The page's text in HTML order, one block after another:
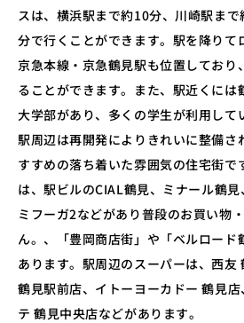
スは、横浜駅まで約10分、川崎駅ま
分で行くことができます。駅を降りて
京急本線・京急鶴見駅も位置しており
ることができます。また、駅近くには
大学部があり、多くの学生が利用して
駅周辺は再開発によりきれいに整備さ
すすめの落ち着いた雰囲気の住宅街で
は、駅ビルのCIAL鶴見、ミナール鶴
ミフーガ2などがあり普段のお買い物
ん。、「豊岡商店街」や「ベルロード
あります。駅周辺のスーパーは、西友
鶴見駅前店、イトーヨーカドー 鶴見
テ 鶴見中央店などがあります。